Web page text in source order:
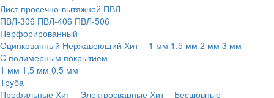
Лист просечно-вытяжной ПВЛ
ПВЛ-306 ПВЛ-406 ПВЛ-506
Перфорированный
Оцинкованный Нержавеющий Хит 1 мм 1,5 мм 2 мм 3 мм
C полимерным покрытием
1 мм 1,5 мм 0,5 мм
Труба
Профильные Хит Электросварные Хит
Бесшовные